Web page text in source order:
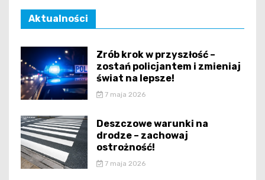
Aktualności
Zrób krok w przyszłość –
zostań policjantem i zmieniaj
świat na lepsze!
7 maja 2026
Deszczowe warunki na
drodze – zachowaj
ostrożność!
7 maja 2026